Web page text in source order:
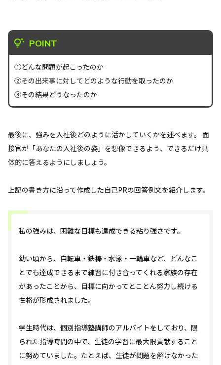
POINT
①どんな問題が起こったのか
②その出来事に対してどのような行動を取ったのか
③その結果どうなったのか
最後に、強みを入社後どのように活かしていくかを述べます。 面
接官が「あなたの入社後の姿」を想像できるよう、できるだけ具
体的に答えるようにしましょう。
上記の書き方に沿って作成した自己PRの回答例文を紹介します。
私の強みは、困難な目標も達成できる粘り強さです。
幼い頃から、自転車・鉄棒・水泳・一輪車など、どんなこ
とでも達成できるまで練習に付き合ってくれる家族の存在
があったことから、目標に向かってとことん努力し続ける
性格が形成されました。
学生時代は、個別指導塾講師のアルバイトをしており、限
られた指導時間の中で、生徒の学習に最大限貢献すること
に努めていました。たとえば、生徒が問題を解けなかった